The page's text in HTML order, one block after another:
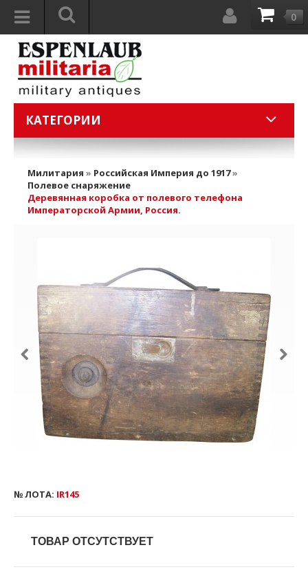
0
КАТЕГОРИИ
Милитария » Российская Империя до 1917»
Полевое снаряжение
Деревянная коробка от полевого телефона
Императорской Армии, Россия.
№ ЛОТА: IR145
ТОВАР ОТСУТСТВУЕТ